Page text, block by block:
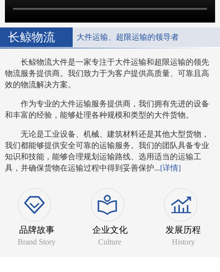
长鲸物流 大件运输、超限运输的领导者
长鲸物流大件是一家专注于大件运输和超限运输的领先
物流服务提供商。我们致力于为客户提供高质量、可靠且高
效的物流解决方案。
作为专业的大件运输服务提供商，我们拥有先进的设备
和丰富的经验，能够处理各种规模和类型的大件货物。
无论是工业设备、机械、建筑材料还是其他大型货物，
我们都能够提供安全可靠的运输服务。我们的团队具备专业
知识和技能，能够合理规划运输路线、选用适当的运输工
具，并确保货物在运输过程中得到妥善保护...[详情]
品牌故事
Brand Story
企业文化
Culture
发展历程
History